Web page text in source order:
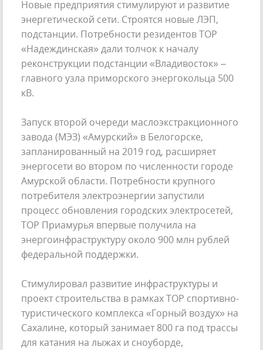
Новые предприятия стимулируют и развитие
энергетической сети. Строятся новые ЛЭП,
подстанции. Потребности резидентов ТОР
«Надеждинская» дали толчок к началу
реконструкции подстанции «Владивосток» –
главного узла приморского энергокольца 500
кВ.
Запуск второй очереди маслоэкстракционного
завода (МЭЗ) «Амурский» в Белогорске,
запланированный на 2019 год, расширяет
энергосети во втором по численности городе
Амурской области. Потребности крупного
потребителя электроэнергии запустили
процесс обновления городских электросетей,
ТОР Приамурья впервые получила на
энергоинфраструктуру около 900 млн рублей
федеральной поддержки.
Стимулировал развитие инфраструктуры и
проект строительства в рамках ТОР спортивно-
туристического комплекса «Горный воздух» на
Сахалине, который занимает 800 га под трассы
для катания на лыжах и сноуборде,